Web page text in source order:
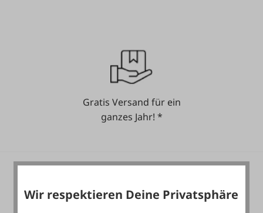
Gratis Versand für ein
ganzes Jahr! *
Wir respektieren Deine Privatsphäre